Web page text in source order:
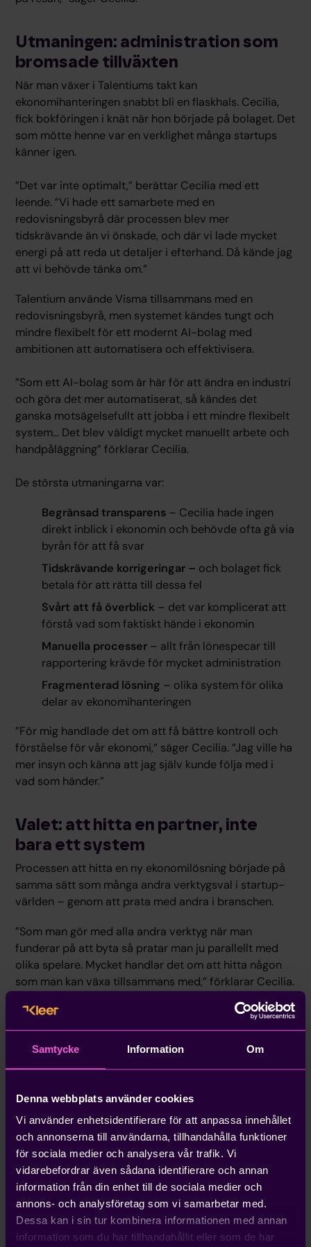
Samtycke Information Om
Denna webbplats använder cookies
Vi använder enhetsidentifierare för att anpassa innehållet
och annonserna till användarna, tillhandahålla funktioner
för sociala medier och analysera vår trafik. Vi
vidarebefordrar även sådana identifierare och annan
information från din enhet till de sociala medier och
annons- och analysföretag som vi samarbetar med.
Dessa kan i sin tur kombinera informationen med annan
information som du har tillhandahållit eller som de har
Utmaningen: administration som
bromsade tillväxten
När man växer i Talentiums takt kan
ekonomihanteringen snabbt bli en flaskhals. Cecilia,
fick bokföringen i knät när hon började på bolaget. Det
som mötte henne var en verklighet många startups
känner igen.
”Det var inte optimalt,” berättar Cecilia med ett
leende. ”Vi hade ett samarbete med en
redovisningsbyrå där processen blev mer
tidskrävande än vi önskade, och där vi lade mycket
energi på att reda ut detaljer i efterhand. Då kände jag
att vi behövde tänka om.”
Talentium använde Visma tillsammans med en
redovisningsbyrå, men systemet kändes tungt och
mindre flexibelt för ett modernt AI-bolag med
ambitionen att automatisera och effektivisera.
”Som ett AI-bolag som är här för att ändra en industri
och göra det mer automatiserat, så kändes det
ganska motsägelsefullt att jobba i ett mindre flexibelt
system... Det blev väldigt mycket manuellt arbete och
handpåläggning” förklarar Cecilia.
De största utmaningarna var:
Begränsad transparens – Cecilia hade ingen
direkt inblick i ekonomin och behövde ofta gå via
byrån för att få svar
Tidskrävande korrigeringar – och bolaget fick
betala för att rätta till dessa fel
Svårt att få överblick – det var komplicerat att
förstå vad som faktiskt hände i ekonomin
Manuella processer – allt från lönespecar till
rapportering krävde för mycket administration
Fragmenterad lösning – olika system för olika
delar av ekonomihanteringen
”För mig handlade det om att få bättre kontroll och
förståelse för vår ekonomi,” säger Cecilia. ”Jag ville ha
mer insyn och känna att jag själv kunde följa med i
vad som händer.”
Valet: att hitta en partner, inte
bara ett system
Processen att hitta en ny ekonomilösning började på
samma sätt som många andra verktygsval i startup-
världen – genom att prata med andra i branschen.
”Som man gör med alla andra verktyg när man
funderar på att byta så pratar man ju parallellt med
olika spelare. Mycket handlar det om att hitta någon
som man kan växa tillsammans med,” förklarar Cecilia.
Rekommendationerna från andra
SaaS-bolag var tydliga: ”Alla runt
omkring mig sa: testa Kleer, det är
det bästa systemet.”
Vad var det som övertygade?
Att det helt enkelt fungerar– ”I slutet av dagen
så är det man vill när man letar efter ett nytt